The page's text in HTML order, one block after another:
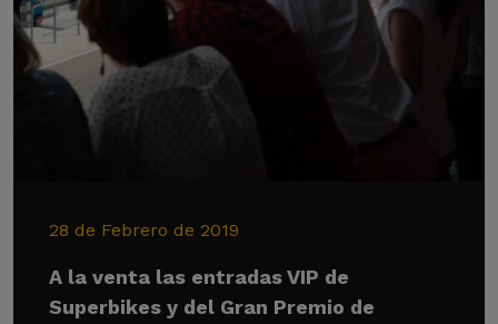
28 de Febrero de 2019
A la venta las entradas VIP de
Superbikes y del Gran Premio de